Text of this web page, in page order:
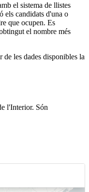
el sistema de llistes
els candidats d'una o
que ocupen. Es
el nombre més
de les dades disponibles la
l'Interior. Són